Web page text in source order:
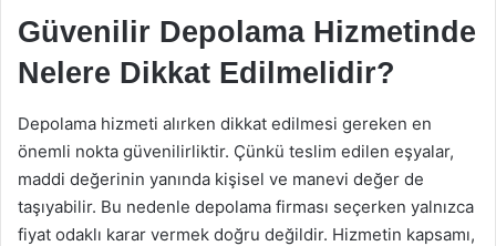
Güvenilir Depolama Hizmetinde
Nelere Dikkat Edilmelidir?
Depolama hizmeti alırken dikkat edilmesi gereken en
önemli nokta güvenilirliktir. Çünkü teslim edilen eşyalar,
maddi değerinin yanında kişisel ve manevi değer de
taşıyabilir. Bu nedenle depolama firması seçerken yalnızca
fiyat odaklı karar vermek doğru değildir. Hizmetin kapsamı,